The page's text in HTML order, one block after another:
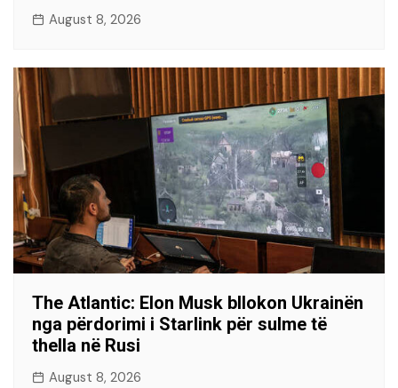
August 8, 2026
The Atlantic: Elon Musk bllokon Ukrainën
nga përdorimi i Starlink për sulme të
thella në Rusi
August 8, 2026